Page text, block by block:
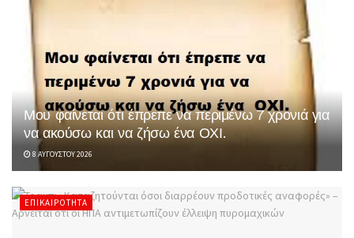
Μου φαίνεται ότι έπρεπε να περιμένω 7 χρονιά για
να ακούσω και να ζήσω ένα ΟΧΙ.
8 ΑΥΓΟΎΣΤΟΥ 2026
ΕΠΙΚΑΙΡΌΤΗΤΑ